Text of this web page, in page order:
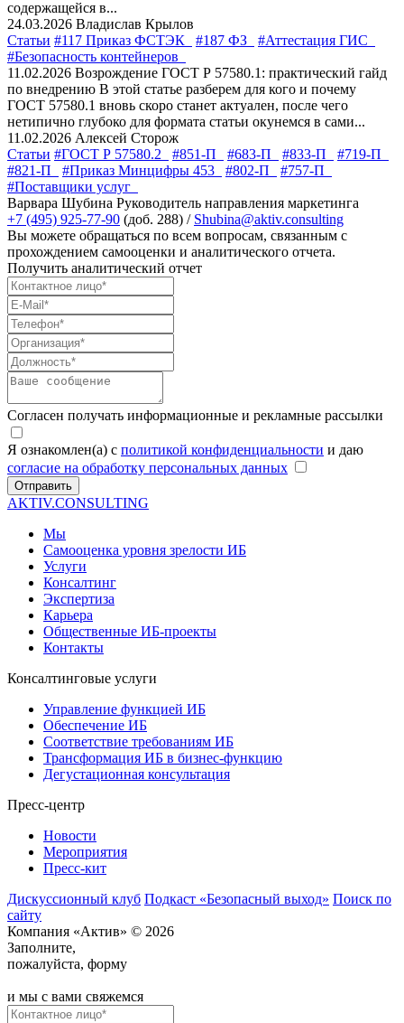
содержащейся в...
24.03.2026 Владислав Крылов
Статьи #117 Приказ ФСТЭК #187 ФЗ
#Аттестация ГИС
#Безопасность контейнеров
11.02.2026 Возрождение ГОСТ Р 57580.1: практический гайд
по внедрению В этой статье разберем для кого и почему
ГОСТ 57580.1 вновь скоро станет актуален, после чего
нетипично глубоко для формата статьи окунемся в сами...
11.02.2026 Алексей Сторож
Статьи #ГОСТ Р 57580.2 #851-П #683-П #833-П
#719-П
#821-П
#Приказ Минцифры 453 #802-П
#757-П
#Поставщики услуг
Варвара Шубина Руководитель направления маркетинга
+7 (495) 925-77-90 (доб. 288) / Shubina@aktiv.consulting
Вы можете обращаться по всем вопросам, связанным с
прохождением самооценки и аналитического отчета.
Получить аналитический отчет
Согласен получать информационные и рекламные рассылки
Я ознакомлен(а) с политикой конфиденциальности и даю
согласие на обработку персональных данных
Отправить
AKTIV.CONSULTING
Мы
Самооценка уровня зрелости ИБ
Услуги
Консалтинг
Экспертиза
Карьера
Общественные ИБ-проекты
Контакты
Консалтинговые услуги
Управление функцией ИБ
Обеспечение ИБ
Соответствие требованиям ИБ
Трансформация ИБ в бизнес-функцию
Дегустационная консультация
Пресс-центр
Новости
Мероприятия
Пресс-кит
Дискуссионный клуб Подкаст «Безопасный выход» Поиск по
сайту
Компания «Актив» © 2026
Заполните,
пожалуйста, форму
и мы с вами свяжемся